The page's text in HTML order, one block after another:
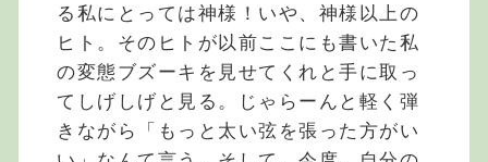
る私にとっては神様！いや、神様以上の
ヒト。そのヒトが以前ここにも書いた私
の変態ブズーキを見せてくれと手に取っ
てしげしげと見る。じゃらーんと軽く弾
きながら「もっと太い弦を張った方がい